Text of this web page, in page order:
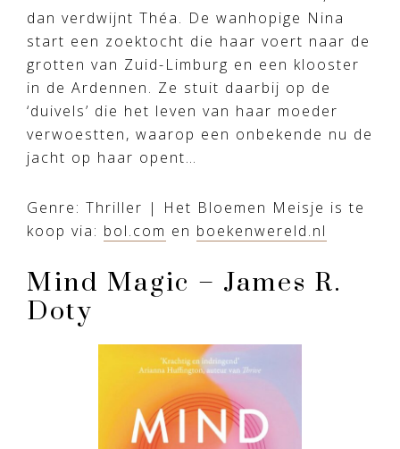
dan verdwijnt Théa. De wanhopige Nina
start een zoektocht die haar voert naar de
grotten van Zuid-Limburg en een klooster
in de Ardennen. Ze stuit daarbij op de
‘duivels’ die het leven van haar moeder
verwoestten, waarop een onbekende nu de
jacht op haar opent…
Genre: Thriller | Het Bloemen Meisje is te
koop via: bol.com en boekenwereld.nl
Mind Magic – James R.
Doty